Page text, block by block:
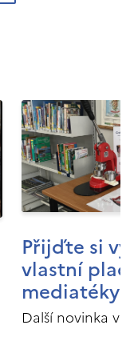
Přijďte si
vlastní
mediatéky
Další novinka v